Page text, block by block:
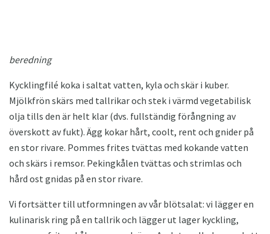
beredning
Kycklingfilé koka i saltat vatten, kyla och skär i kuber.
Mjölkfrön skärs med tallrikar och stek i värmd vegetabilisk
olja tills den är helt klar (dvs. fullständig förångning av
överskott av fukt). Ägg kokar hårt, coolt, rent och gnider på
en stor rivare. Pommes frites tvättas med kokande vatten
och skärs i remsor. Pekingkålen tvättas och strimlas och
hård ost gnidas på en stor rivare.
Vi fortsätter till utformningen av vår blötsalat: vi lägger en
kulinarisk ring på en tallrik och lägger ut lager kyckling,